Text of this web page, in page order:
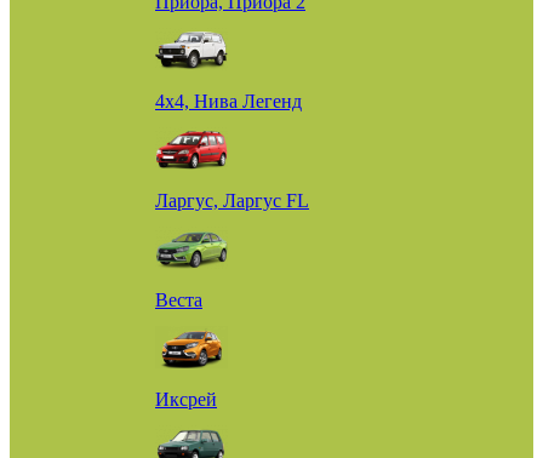
4х4, Нива Легенд
Ларгус, Ларгус FL
Веста
Иксрей